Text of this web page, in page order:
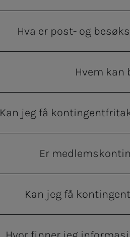
Hva er post- og
Hvem kan
Kan jeg få
Er
Kan jeg få